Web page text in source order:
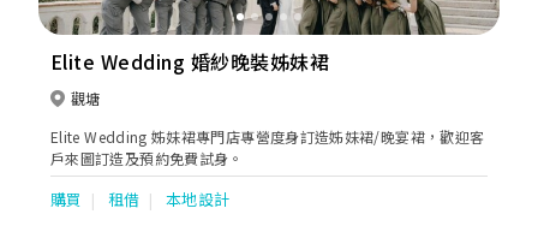
Elite Wedding 婚紗晚裝姊妹裙
觀塘
Elite Wedding 姊妹裙專門店專營度身訂造姊妹裙/晚宴裙，歡迎客
戶來圖訂造及預約免費試身。
購買 租借 本地設計